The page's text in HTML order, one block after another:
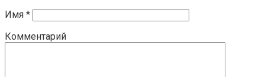
Имя *
Комментарий